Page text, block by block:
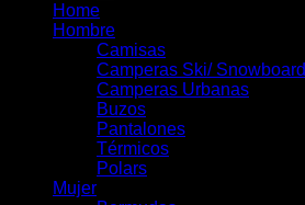
Home
Hombre
Camisas
Camperas Ski/ Snowboard
Camperas Urbanas
Buzos
Pantalones
Térmicos
Polars
Mujer